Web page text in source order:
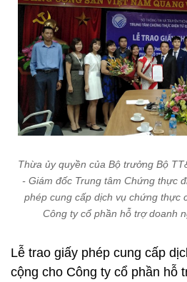
Thừa ủy quyền của Bộ trưởng Bộ
- Giám đốc Trung tâm Chứng thực
phép cung cấp dịch vụ chứng thực
Công ty cổ phần hỗ trợ doanh
Lễ trao giấy phép cung cấp
cộng cho Công ty cổ phần hỗ